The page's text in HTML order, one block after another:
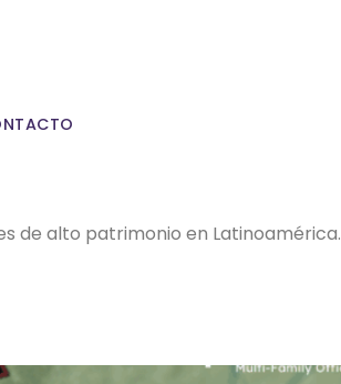
de alto patrimonio en Latinoamérica.